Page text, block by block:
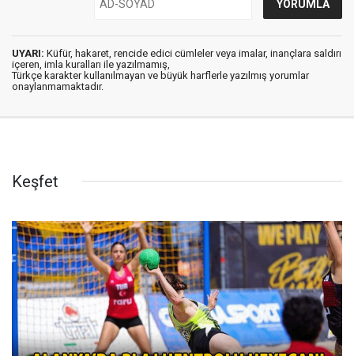
UYARI: Küfür, hakaret, rencide edici cümleler veya imalar, inançlara saldırı
içeren, imla kuralları ile yazılmamış,
Türkçe karakter kullanılmayan ve büyük harflerle yazılmış yorumlar
onaylanmamaktadır.
Keşfet